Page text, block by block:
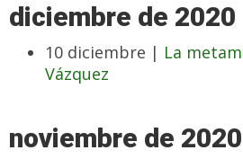
diciembre de 2020
10 diciembre | La
Vázquez
noviembre de 2020